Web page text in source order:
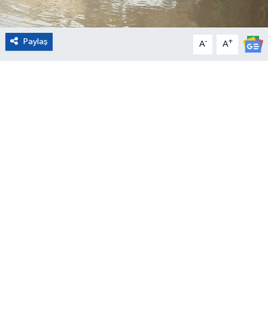
Paylaş A- A+
Kültür ve Sanat
Sivil Toplum